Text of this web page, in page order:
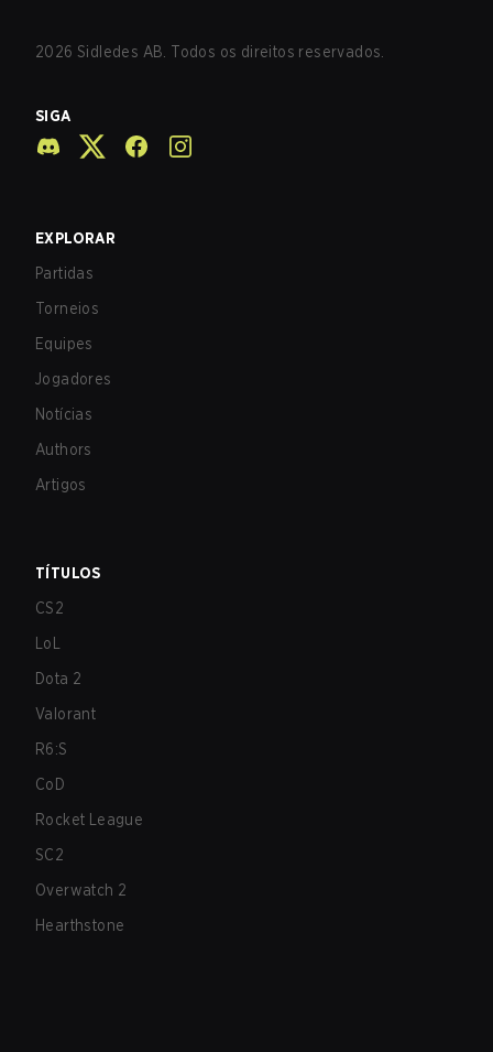
2026 Sidledes AB. Todos os direitos reservados.
SIGA
EXPLORAR
Partidas
Torneios
Equipes
Jogadores
Notícias
Authors
Artigos
TÍTULOS
CS2
LoL
Dota 2
Valorant
R6:S
CoD
Rocket League
SC2
Overwatch 2
Hearthstone